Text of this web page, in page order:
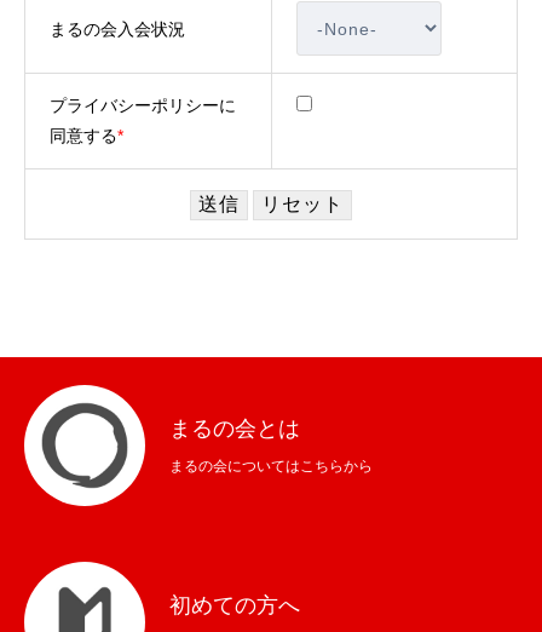
セミナー
レポート 活動報告
会社概要
OFFICE SEMINAR PRIVACY POLICY
まるの会入会状況
プライバシーポリシーに
同意する*
まるの会とは
まるの会についてはこちらから
初めての方へ